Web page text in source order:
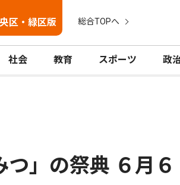
区・緑区版 総合TOPへ
社会 教育 スポーツ 政
」の祭典 ６月６